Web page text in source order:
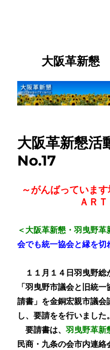
大阪革新懇
大阪革新懇活
No.17
～がんばっていま
ＡＲ
＜大阪革新懇・羽曳野革
会でも統一協会と縁を
１１月１４日羽曳野総
「羽曳野市議会と旧統
請書」を金銅宏親市議
し、要請をを行いました。
要請書は、羽曳野革新
民商・九条の会市内連